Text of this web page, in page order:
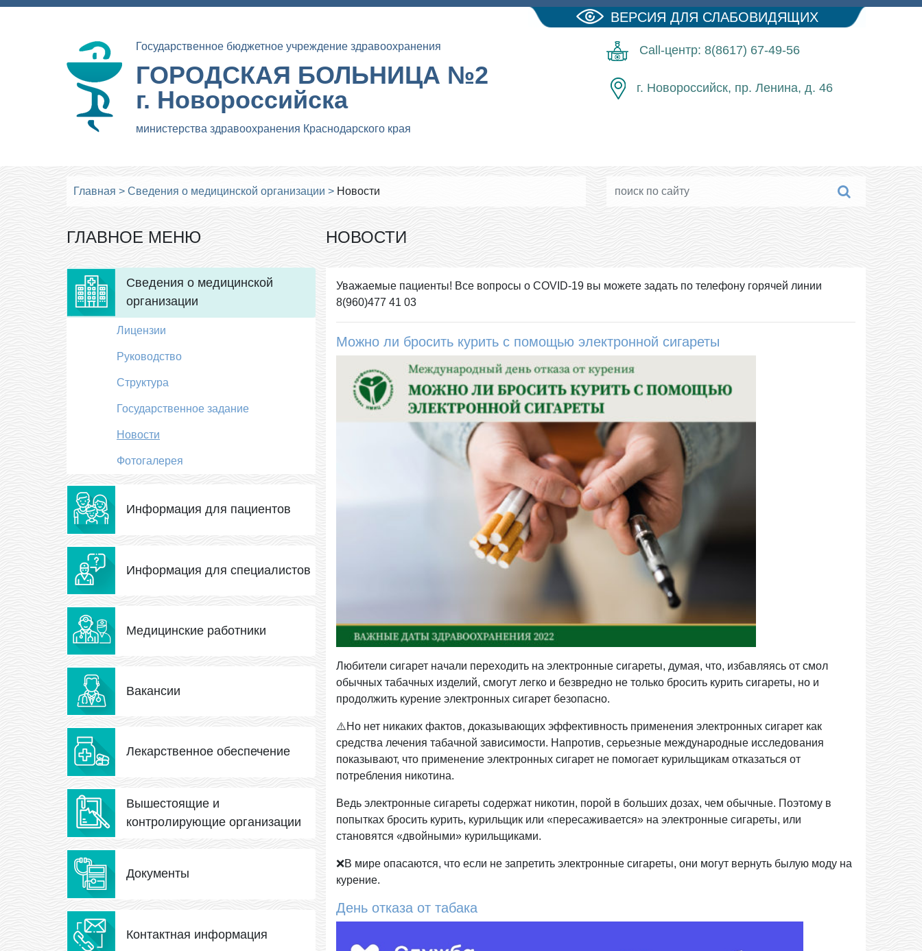
ВЕРСИЯ ДЛЯ СЛАБОВИДЯЩИХ
Государственное бюджетное учреждение здравоохранения
ГОРОДСКАЯ БОЛЬНИЦА №2
г. Новороссийска
министерства здравоохранения Краснодарского края
Call-центр: 8(8617) 67-49-56
г. Новороссийск, пр. Ленина, д. 46
Главная > Сведения о медицинской организации > Новости
ГЛАВНОЕ МЕНЮ
Сведения о медицинской
организации
Лицензии
Руководство
Структура
Государственное задание
Новости
Фотогалерея
Информация для пациентов
Информация для специалистов
Медицинские работники
Вакансии
Лекарственное обеспечение
Вышестоящие и
контролирующие организации
Документы
Контактная информация
НОВОСТИ
Уважаемые пациенты! Все вопросы о COVID-19 вы можете задать по телефону горячей линии
8(960)477 41 03
Можно ли бросить курить с помощью электронной сигареты
Любители сигарет начали переходить на электронные сигареты, думая, что, избавляясь от смол
обычных табачных изделий, смогут легко и безвредно не только бросить курить сигареты, но и
продолжить курение электронных сигарет безопасно.
⚠️Но нет никаких фактов, доказывающих эффективность применения электронных сигарет как
средства лечения табачной зависимости. Напротив, серьезные международные исследования
показывают, что применение электронных сигарет не помогает курильщикам отказаться от
потребления никотина.
Ведь электронные сигареты содержат никотин, порой в больших дозах, чем обычные. Поэтому в
попытках бросить курить, курильщик или «пересаживается» на электронные сигареты, или
становятся «двойными» курильщиками.
❌В мире опасаются, что если не запретить электронные сигареты, они могут вернуть былую моду на
курение.
День отказа от табака